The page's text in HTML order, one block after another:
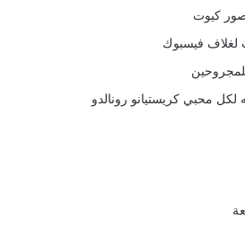
كيوت
فيسبوك
لكل محبي كريستيانو رونالدو